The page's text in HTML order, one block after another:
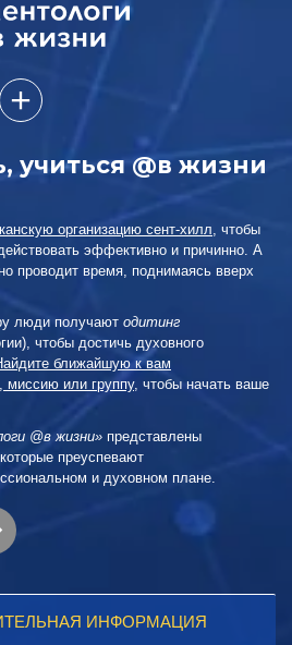
учиться @в жизни
организацию сент-хилл , чтобы
эффективно и причинно. А
проводит время, поднимаясь вверх
люди получают одитинг
чтобы достичь духовного
ближайшую к вам
миссию или группу, чтобы начать ваше
@в жизни» представлены
преуспевают
и духовном плане.
ИНФОРМАЦИЯ